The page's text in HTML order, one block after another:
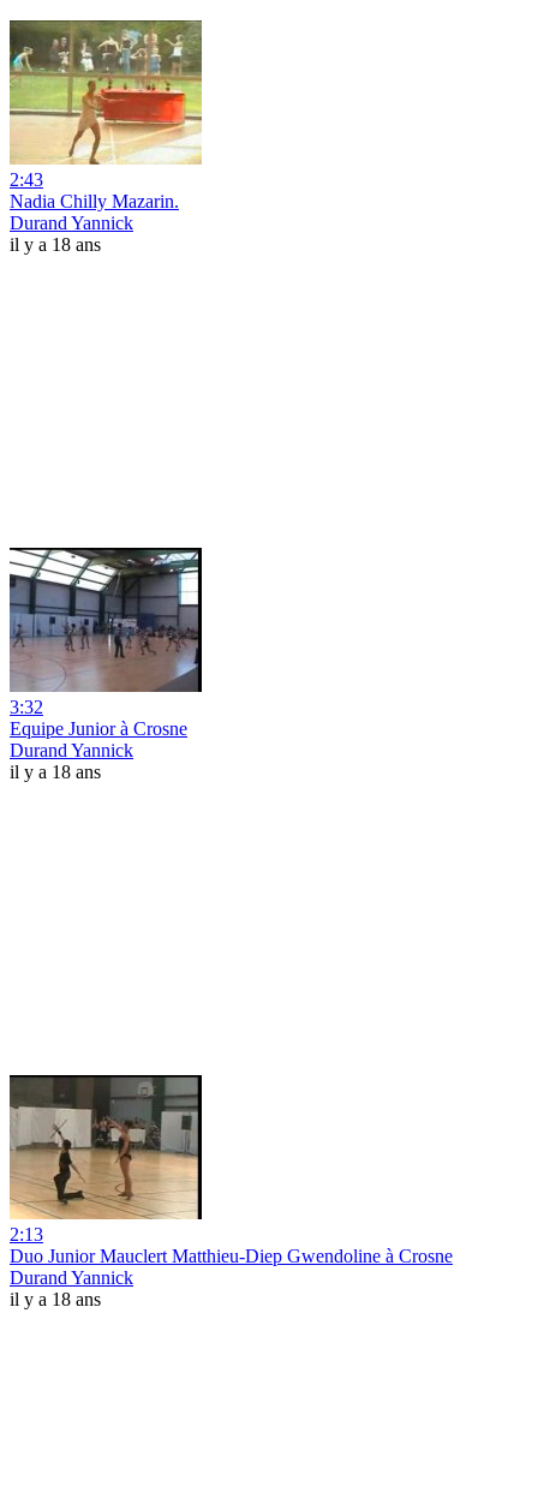
2:43
Nadia Chilly Mazarin.
Durand Yannick
il y a 18 ans
3:32
Equipe Junior à Crosne
Durand Yannick
il y a 18 ans
2:13
Duo Junior Mauclert Matthieu-Diep Gwendoline à Crosne
Durand Yannick
il y a 18 ans